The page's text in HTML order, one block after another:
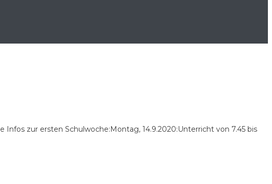
zur ersten Schulwoche:Montag, 14.9.2020:Unterricht von 7.45 bis